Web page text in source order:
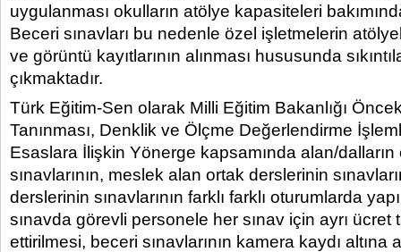
uygulanması okulların atölye kapasiteleri
Beceri sınavları bu nedenle özel işletmelerin
ve görüntü kayıtlarının alınması hususunda
çıkmaktadır.
Türk Eğitim-Sen olarak Milli Eğitim Bakanlığı
Tanınması, Denklik ve Ölçme Değerlendirme
Esaslara İlişkin Yönerge kapsamında alan/
sınavlarının, meslek alan ortak derslerinin
derslerinin sınavlarının farklı farklı oturumlarda
sınavda görevli personele her sınav için ayrı ücret
ettirilmesi, beceri sınavlarının kamera kaydı altına